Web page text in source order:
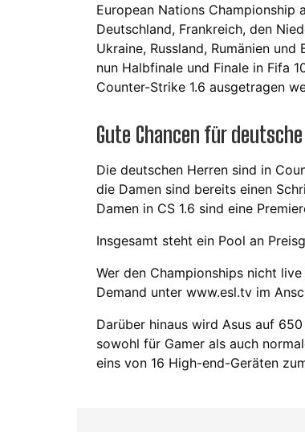
European Nations Championship
Deutschland, Frankreich, den
Ukraine, Russland, Rumänien
nun Halbfinale und Finale in Fifa
Counter-Strike 1.6 ausgetragen
Gute Chancen für
Die deutschen Herren sind in
die Damen sind bereits einen
Damen in CS 1.6 sind eine
Insgesamt steht ein Pool an
Wer den Championships nicht
Demand unter www.esl.tv im
Darüber hinaus wird Asus auf
sowohl für Gamer als auch
eins von 16 High-end-Geräten